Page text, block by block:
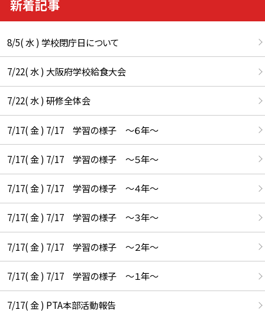
新着記事
8/5( 水 ) 学校閉庁日について
7/22( 水 ) 大阪府学校給食大会
7/22( 水 ) 研修全体会
7/17( 金 ) 7/17 学習の様子 ～６年～
7/17( 金 ) 7/17 学習の様子 ～５年～
7/17( 金 ) 7/17 学習の様子 ～４年～
7/17( 金 ) 7/17 学習の様子 ～３年～
7/17( 金 ) 7/17 学習の様子 ～２年～
7/17( 金 ) 7/17 学習の様子 ～１年～
7/17( 金 ) PTA本部活動報告